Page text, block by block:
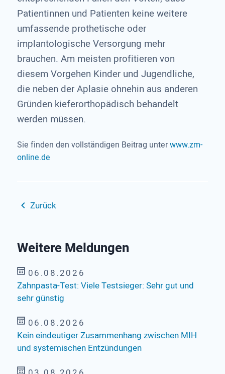
Patientinnen und Patienten keine weitere
umfassende prothetische oder
implantologische Versorgung mehr
brauchen. Am meisten profitieren von
diesem Vorgehen Kinder und Jugendliche,
die neben der Aplasie ohnehin aus anderen
Gründen kieferorthopädisch behandelt
werden müssen.
Sie finden den vollständigen Beitrag unterwww.zm-
online.de
Zurück
Weitere Meldungen
06.08.2026
Zahnpasta-Test: Viele Testsieger: Sehr gut und
sehr günstig
06.08.2026
Kein eindeutiger Zusammenhang zwischen MIH
und systemischen Entzündungen